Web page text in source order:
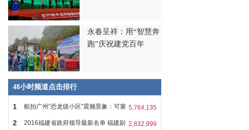
永春呈祥：用“智慧奔
跑”庆祝建党百年
48小时频道点击排行
5,764,135
1 航拍广州“恐龙级小区”震撼景象：可塞
2,832,999
2 2016福建省政府领导最新名单 福建副